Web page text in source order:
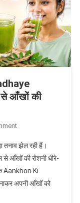
से आँखों की
On
Ki
Roshni
Kaise
Badhaye
तनाव झेल रही हैं।
से आँखों की रोशनी धीरे-
Aankhon Ki
अपनी आँखों को